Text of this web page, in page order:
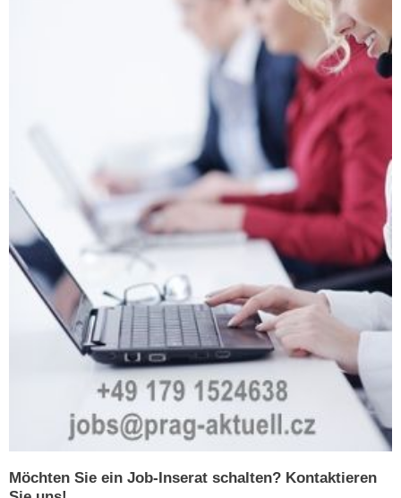
Möchten Sie ein Job-Inserat schalten? Kontaktieren